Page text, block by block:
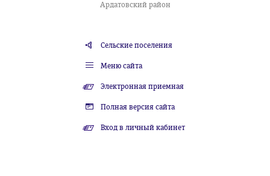
Ардатовский район
Сельские поселения
Меню сайта
Электронная приемная
Полная версия сайта
Вход в личный кабинет